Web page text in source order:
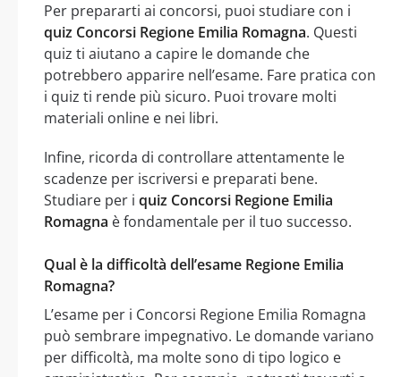
Per prepararti ai concorsi, puoi studiare con i
quiz Concorsi Regione Emilia Romagna. Questi
quiz ti aiutano a capire le domande che
potrebbero apparire nell’esame. Fare pratica con
i quiz ti rende più sicuro. Puoi trovare molti
materiali online e nei libri.
Infine, ricorda di controllare attentamente le
scadenze per iscriversi e preparati bene.
Studiare per i quiz Concorsi Regione Emilia
Romagna è fondamentale per il tuo successo.
Qual è la difficoltà dell’esame Regione Emilia
Romagna?
L’esame per i Concorsi Regione Emilia Romagna
può sembrare impegnativo. Le domande variano
per difficoltà, ma molte sono di tipo logico e